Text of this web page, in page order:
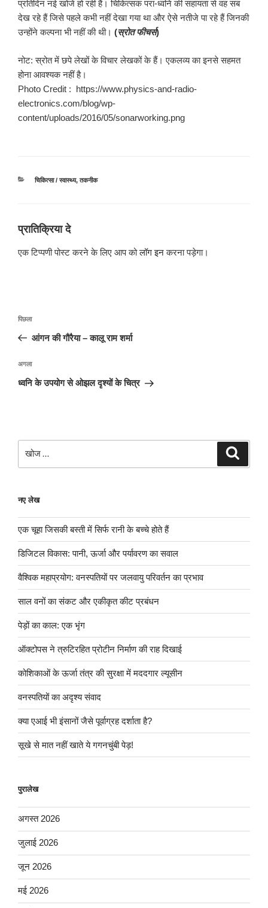
प्रतिदिन नई खोजें हो रही हैं। चिकित्सक परा-ध्वनि की सहायता से वह सब
देख रहे हैं जिसे पहले कभी नहीं देखा गया था और ऐसे नतीजे पा रहे हैं जिनकी
उन्होंने कल्पना भी नहीं की थी। (स्रोत फीचर्स)
नोट: स्रोत में छपे लेखों के विचार लेखकों के हैं। एकलव्य का इनसे सहमत
होना आवश्यक नहीं है।
Photo Credit : https://www.physics-and-radio-
electronics.com/blog/wp-
content/uploads/2016/05/sonarworking.png
श्रेणियाँ
चिकित्सा / स्वास्थ्य, तकनीक
प्रातिक्रिया दे
एक टिप्पणी पोस्ट करने के लिए आप कोलॉग इनकरना पड़ेगा।
पोस्ट
पिछला
पोस्ट:
पिछला
आंगन की गौरैया – कालू राम शर्मा
अगली
पोस्ट
अगला
ध्वनि के उपयोग से ओझल दृश्यों के चित्र
खोजे
नए लेख
एक चूहा जिसकी बस्ती में सिर्फ रानी के बच्चे होते हैं
डिजिटल विकास: पानी, ऊर्जा और पर्यावरण का सवाल
वैश्विक महाप्रयोग: वनस्पतियों पर जलवायु परिवर्तन का प्रभाव
साल वनों का संकट और एकीकृत कीट प्रबंधन
पेड़ों का काल: एक भृंग
ऑक्टोपस ने त्रुटिरहित प्रोटीन निर्माण की राह दिखाई
कोशिकाओं के ऊर्जा तंत्र की सुरक्षा में मददगार ल्यूसीन
वनस्पतियों का अदृश्य संवाद
क्या एआई भी इंसानों जैसे पूर्वाग्रह दर्शाता है?
सूखे से मात नहीं खाते ये गगनचुंबी पेड़!
पुरालेख
अगस्त 2026
जुलाई 2026
जून 2026
मई 2026